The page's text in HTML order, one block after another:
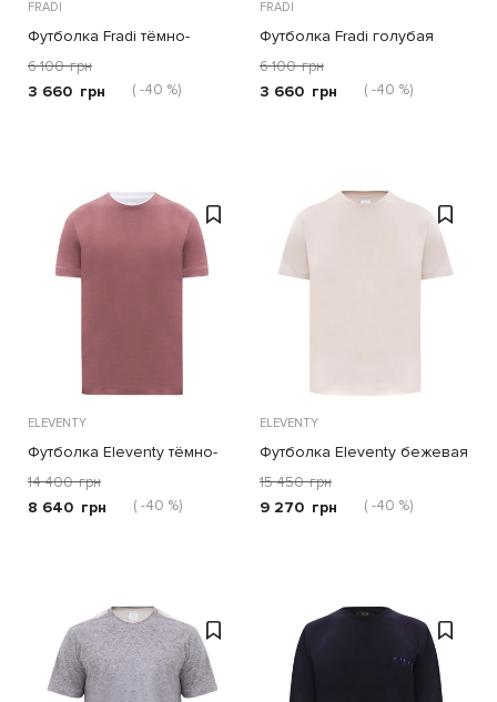
FRADI
Футболка Fradi тёмно-
бежевая
6 100 грн
3 660 грн ( -40 %)
FRADI
Футболка Fradi голубая
6 100 грн
3 660 грн ( -40 %)
ELEVENTY
Футболка Eleventy тёмно-
розовая
14 400 грн
8 640 грн ( -40 %)
ELEVENTY
Футболка Eleventy бежевая
15 450 грн
9 270 грн ( -40 %)